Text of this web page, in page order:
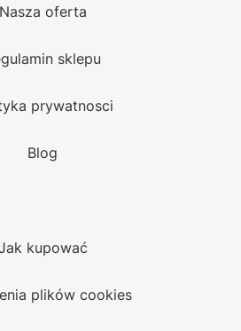
Nasza oferta
sklepu
prywatnosci
Blog
kupować
plików cookies